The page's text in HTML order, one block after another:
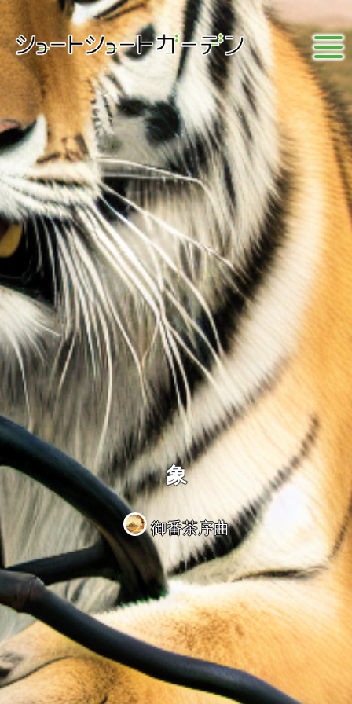
象
御番茶序曲